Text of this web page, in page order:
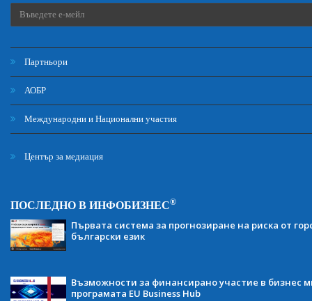
Партньори
АОБР
Международни и Национални участия
Център за медиация
ПОСЛЕДНО В ИНФОБИЗНЕС®
Първата система за прогнозиране на риска от
български език
Възможности за финансирано участие в бизнес
програмата EU Business Hub